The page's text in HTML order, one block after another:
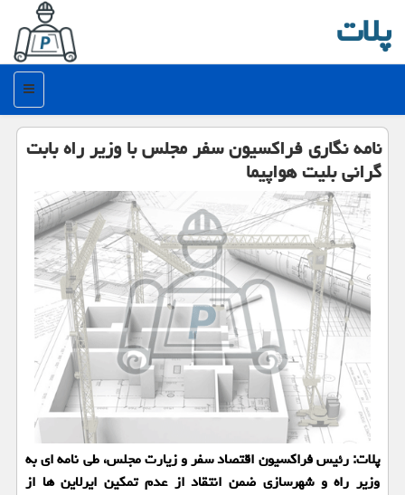
پلات
منو
نامه نگاری فراكسیون سفر مجلس با وزیر راه بابت
گرانی بلیت هواپیما
پلات: رئیس فراكسیون اقتصاد سفر و زیارت مجلس، طی نامه ای به
وزیر راه و شهرسازی ضمن انتقاد از عدم تمكین ایرلاین ها از